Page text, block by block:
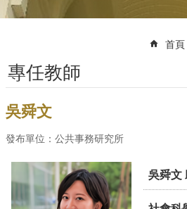
頁
頁
站
導
覽
公
首頁
專任教師
吳舜文
發布單位：公共事務研究所
吳舜文